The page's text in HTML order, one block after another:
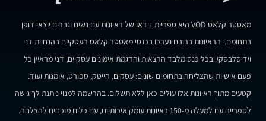
מאסטר קלאס VOD היא ספריית וידאו של ראיונות עם נשים וגברים יוצאי דופן
בתחומם. הראיונות ברובם נערכו בכנסי מאסטר קלאס העסקיים בהנחיית דני
וידיסלבסקי. בכל כנס מלבד הרצאות והדגמת אימונים עסקיים, דני מראיין כל
פעם אישיות שהצליחה בתחומים שונים: עסקים, הייטק, ספורט, אומנות ועוד.
קטעים מתוך ראיונות אלו עולים כאן ללא תשלום. בהרשמה למנוי ניתנת לך גישה
לספרייה עם למעלה מ-150 ראיונות עומק איכותיים, עם כלים מוכחים להצלחה.